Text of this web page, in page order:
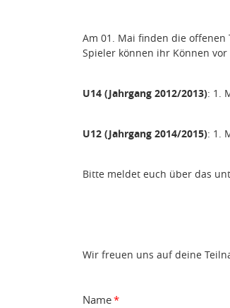
Am 01. Mai finden die
Spieler können ihr Können
U14 (Jahrgang 2012/2013): 1.
U12 (Jahrgang 2014/2015): 1.
Bitte meldet euch über das
Wir freuen uns auf deine
Name*